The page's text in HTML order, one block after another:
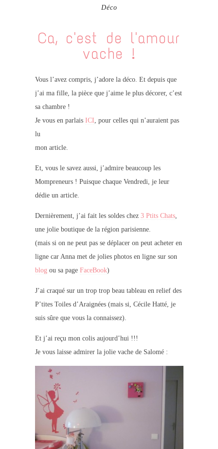
Déco
Ca, c'est de l'amour
vache !
Vous l’avez compris, j’adore la déco. Et depuis que
j’ai ma fille, la pièce que j’aime le plus décorer, c’est
sa chambre !
Je vous en parlais ICI , pour celles qui n’auraient pas
lu
mon article.
Et, vous le savez aussi, j’admire beaucoup les
Mompreneurs! Puisque chaque Vendredi, je leur
dédie un article.
Dernièrement, j’ai fait les soldes chez 3 Ptits Chats,
une jolie boutique de la région parisienne.
(mais si on ne peut pas se déplacer on peut acheter en
ligne car Anna met de jolies photos en ligne sur son
blog ou sa page FaceBook)
J’ai craqué sur un trop trop beau tableau en relief des
P’tites Toiles d’Araignées (mais si, Cécile Hatté, je
suis sûre que vous la connaissez)
Et j’ai reçu mon colis aujourd’hui !!!
Je vous laisse admirer la jolie vache de Salomé :